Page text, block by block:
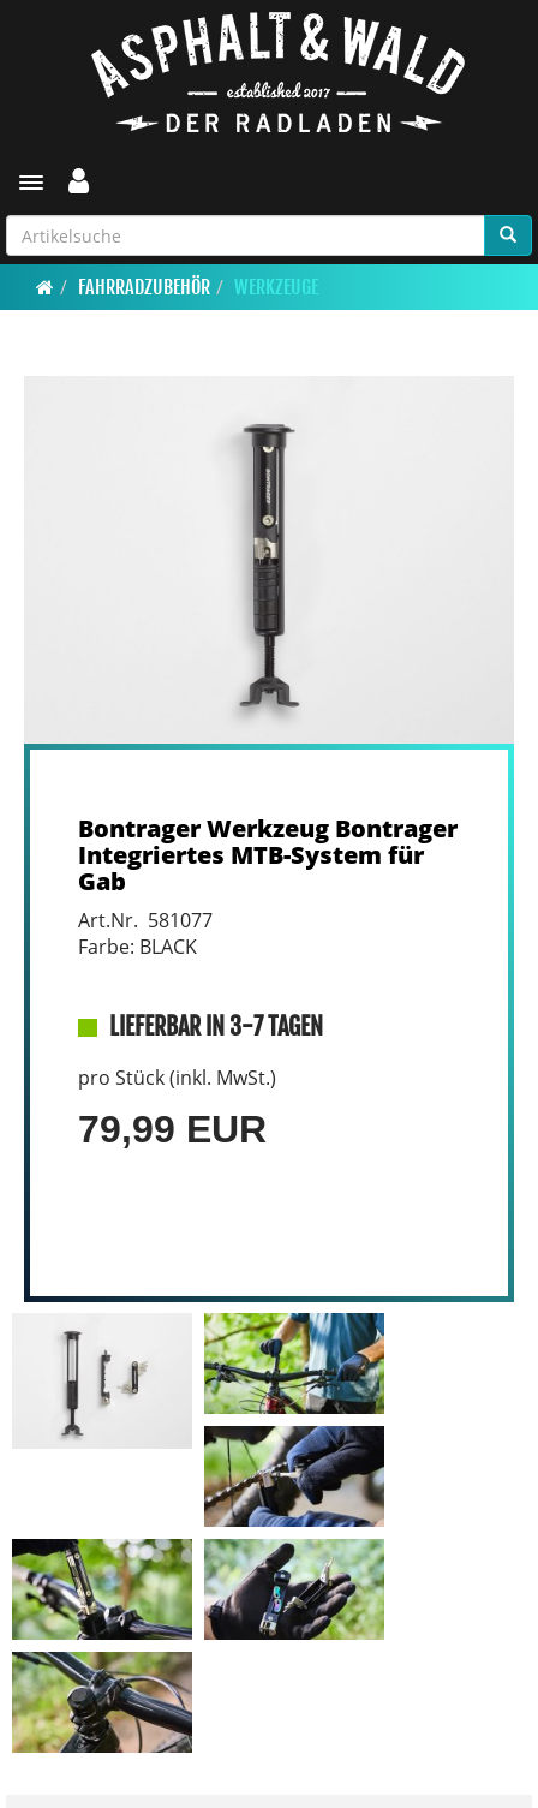
Toggle navigation
FAHRRADZUBEHÖR WERKZEUGE
Bontrager Werkzeug Bontrager
Integriertes MTB-System für
Gab
Art.Nr. 581077
Farbe: BLACK
LIEFERBAR IN 3-7 TAGEN
pro Stück (inkl. MwSt.)
79,99 EUR